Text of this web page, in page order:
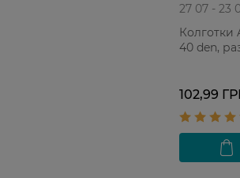
27 07 - 23
Колготки
40 den,
102,99